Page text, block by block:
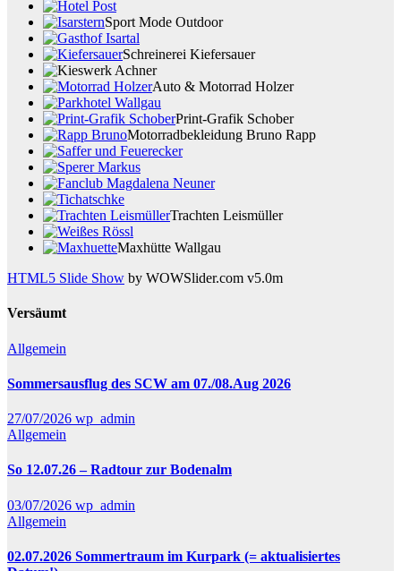
Sport Mode Outdoor
Schreinerei Kiefersauer
Auto & Motorrad Holzer
Print-Grafik Schober
Motorradbekleidung Bruno Rapp
Trachten Leismüller
Maxhütte Wallgau
HTML5 Slide Show by WOWSlider.com v5.0m
Versäumt
Allgemein
Sommersausflug des SCW am 07./08.Aug 2026
27/07/2026 wp_admin
Allgemein
So 12.07.26 – Radtour zur Bodenalm
03/07/2026 wp_admin
Allgemein
02.07.2026 Sommertraum im Kurpark (= aktualisiertes